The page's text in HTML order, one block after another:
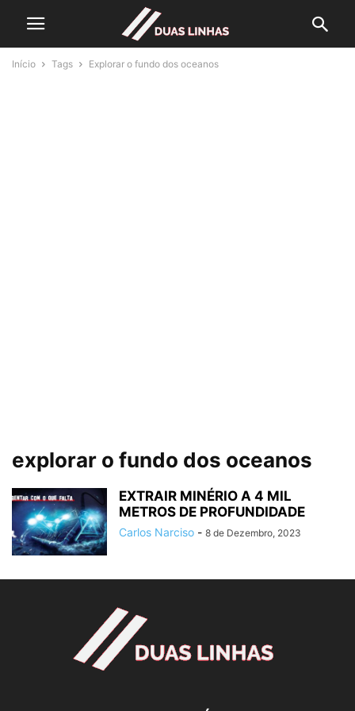
Início Tags Explorar o fundo dos oceanos
explorar o fundo dos oceanos
EXTRAIR MINÉRIO A 4 MIL
METROS DE PROFUNDIDADE
Carlos Narciso - 8 de Dezembro, 2023